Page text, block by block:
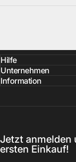
Hilfe
Unternehmen
Information
Jetzt anmelden
ersten Einkauf!